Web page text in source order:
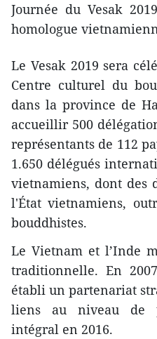
Journée du Vesak
homologue
Le Vesak 2019 sera
Centre culturel du
dans la province de
accueillir 500
représentants de 112
1.650 délégués
vietnamiens, dont des
l'État vietnamiens,
bouddhistes.
Le Vietnam et l’Inde
traditionnelle. En
établi un partenariat
liens au niveau de
intégral en 2016.